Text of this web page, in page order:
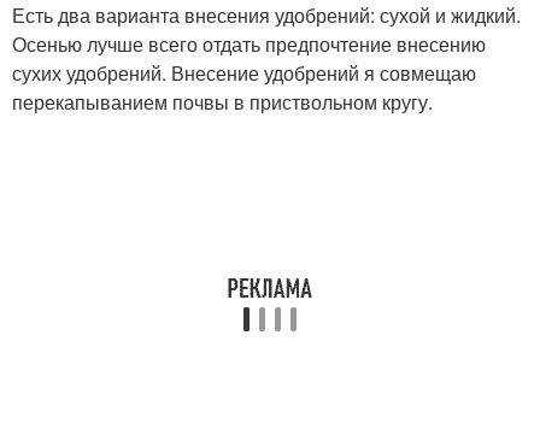
Есть два варианта внесения удобрений: сухой и жидкий.
Осенью лучше всего отдать предпочтение внесению
сухих удобрений. Внесение удобрений я совмещаю
перекапыванием почвы в приствольном кругу.